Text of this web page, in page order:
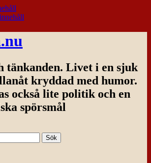
tänkanden. Livet i en sjuk
kryddad med humor.
också lite politik och en
spörsmål